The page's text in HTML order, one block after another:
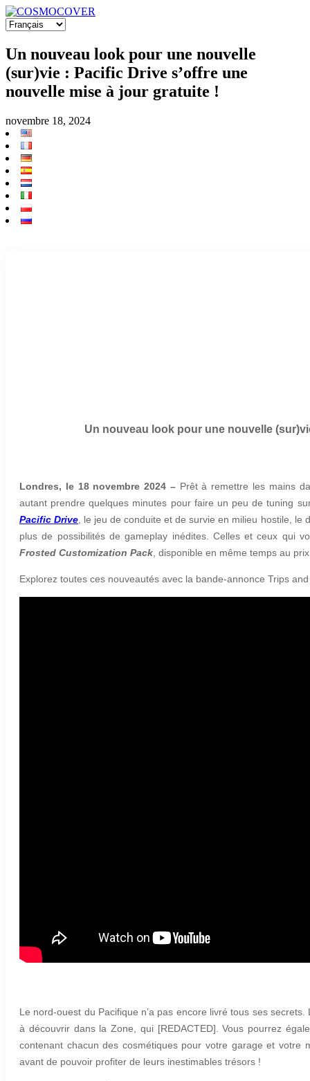
Un nouveau look pour une nouvelle
(sur)vie : Pacific Drive s’offre une
nouvelle mise à jour gratuite !
novembre 18, 2024
Un nouveau look pour une nouvelle
Londres, le 18 novembre 2024 –Prêt à remettre les mains
autant prendre quelques minutes pour faire un peu de tuning
Pacific Drive le jeu de conduite et de survie en milieu hostile, le
plus de possibilités de gameplay inédites. Celles et ceux qui
Frosted Customization Pack , disponible en même temps au
Explorez toutes ces nouveautés avec la bande-annonce Trips
Le nord-ouest du Pacifique n’a pas encore livré tous ses
à découvrir dans la Zone, qui [REDACTED] . Vous pourrez
contenant chacun des cosmétiques pour votre garage et votre
avant de pouvoir profiter de leurs inestimables trésors !